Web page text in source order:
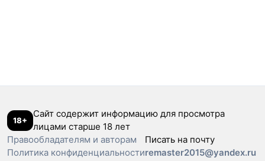
18+
Сайт содержит информацию для просмотра
лицами старше 18 лет
Правообладателям и авторам
Политика конфиденциальности
Писать на почту
remaster2015@yandex.ru